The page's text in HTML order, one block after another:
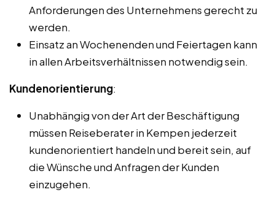
Anforderungen des Unternehmens gerecht zu
werden.
Einsatz an Wochenenden und Feiertagen kann
in allen Arbeitsverhältnissen notwendig sein.
Kundenorientierung:
Unabhängig von der Art der Beschäftigung
müssen Reiseberater in Kempen jederzeit
kundenorientiert handeln und bereit sein, auf
die Wünsche und Anfragen der Kunden
einzugehen.